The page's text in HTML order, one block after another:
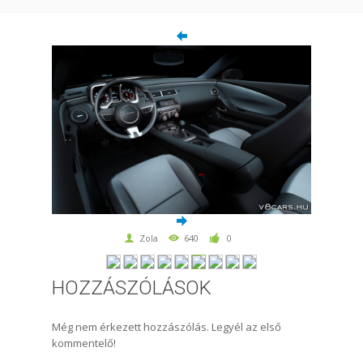
Zola 640 0
HOZZÁSZÓLÁSOK
Még nem érkezett hozzászólás. Legyél az első
kommentelő!